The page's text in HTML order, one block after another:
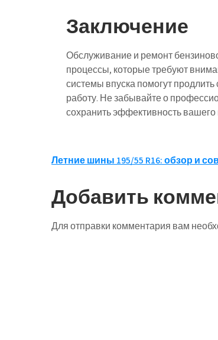
Заключение
Обслуживание и ремонт
процессы, которые требуют
системы впуска помогут
работу. Не забывайте о
сохранить эффективность
Навигация
по
записям
Летние шины 195/55 R16: обзор и
Добавить
Для отправки комментария вам